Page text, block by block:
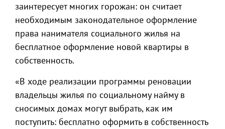
заинтересует многих горожан: он считает
необходимым законодательное оформление
права нанимателя социального жилья на
бесплатное оформление новой квартиры в
собственность.
«В ходе реализации программы реновации
владельцы жилья по социальному найму в
сносимых домах могут выбрать, как им
поступить: бесплатно оформить в собственность